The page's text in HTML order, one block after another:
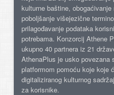
kulturne baštine, obogaćivanje
poboljšanje višejezične
prilagođavanje podataka
potrebama. Konzorcij Athene
ukupno 40 partnera iz 21
AthenaPlus je usko povezana
platformom pomoću koje koje
digitaliziranog kulturnog
za korisnike.